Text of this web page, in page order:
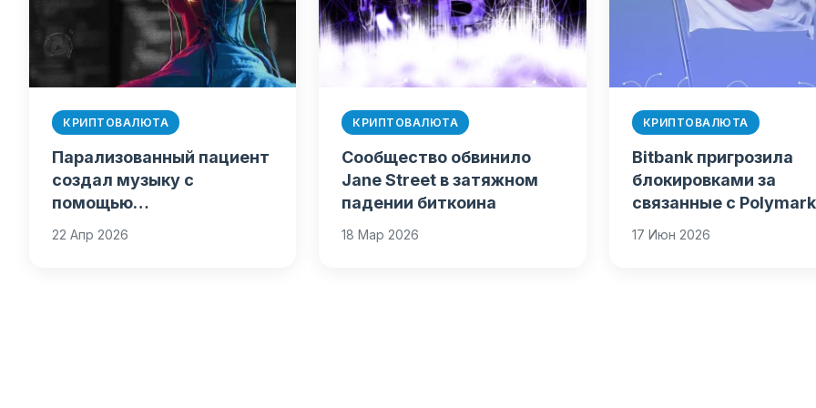
КРИПТОВАЛЮТА
Парализованный пациент
создал музыку с
помощью
нейроинтерфейса
22 Апр 2026
КРИПТОВАЛЮТА
Сообщество обвинило
Jane Street в затяжном
падении биткоина
18 Мар 2026
КРИПТОВАЛЮТА
Bitbank пригрозила
блокировками за
связанные с
транзакции
17 Июн 2026